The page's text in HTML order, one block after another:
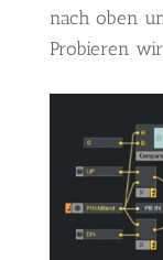
nach oben
Probieren